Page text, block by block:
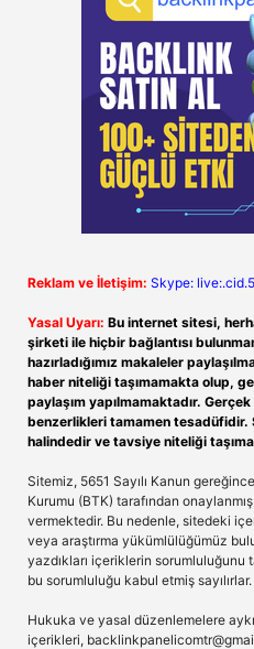
Reklam ve İletişim: Skype:
Yasal Uyarı: Bu internet sitesi,
şirketi ile hiçbir bağlantısı
hazırladığımız makaleler
haber niteliği taşımamakta olup,
paylaşım yapılmamaktadır.
benzerlikleri tamamen
halindedir ve tavsiye niteliği
Sitemiz, 5651 Sayılı Kanun
Kurumu (BTK) tarafından
vermektedir. Bu nedenle, sitedeki
veya araştırma yükümlülüğümüz
yazdıkları içeriklerin sorumluluğunu
bu sorumluluğu kabul etmiş sayılırlar.
Hukuka ve yasal düzenlemelere
içerikleri,